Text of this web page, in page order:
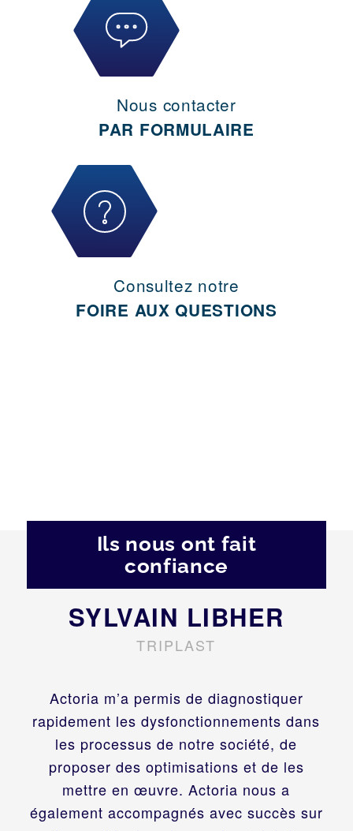
Nous contacter
PAR FORMULAIRE
Consultez notre
FOIRE AUX QUESTIONS
Ils nous ont fait
confiance
Actoria m’a permis de diagnostiquer
rapidement les dysfonctionnements dans
les processus de notre société, de
proposer des optimisations et de les
mettre en œuvre. Actoria nous a
également accompagnés avec succès sur
SYLVAIN LIBHER
TRIPLAST